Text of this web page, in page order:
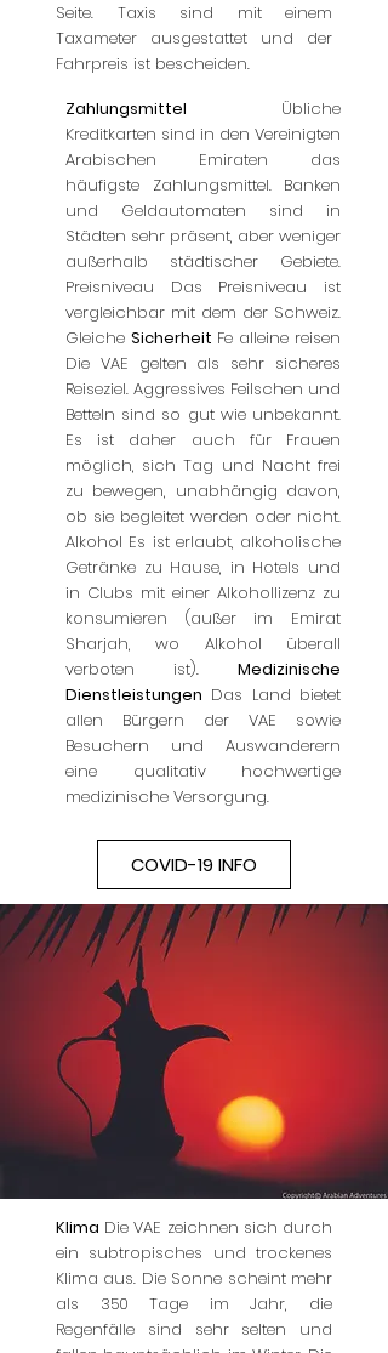
Seite. Taxis sind mit einem
Taxameter ausgestattet und der
Fahrpreis ist bescheiden.
Zahlungsmittel
Übliche
Kreditkarten sind in den Vereinigten
Arabischen Emiraten das
häufigste Zahlungsmittel. Banken
und Geldautomaten sind in
Städten sehr präsent, aber weniger
außerhalb städtischer Gebiete.
Preisniveau Das Preisniveau ist
vergleichbar mit dem der Schweiz.
Gleiche Sicherheit Fe alleine reisen
Die VAE gelten als sehr sicheres
Reiseziel. Aggressives Feilschen und
Betteln sind so gut wie unbekannt.
Es ist daher auch für Frauen
möglich, sich Tag und Nacht frei
zu bewegen, unabhängig davon,
ob sie begleitet werden oder nicht.
Alkohol Es ist erlaubt, alkoholische
Getränke zu Hause, in Hotels und
in Clubs mit einer Alkohollizenz zu
konsumieren (außer im Emirat
Sharjah, wo Alkohol überall
verboten ist).
Medizinische
Dienstleistungen Das Land bietet
allen Bürgern der VAE sowie
Besuchern und Auswanderern
eine qualitativ hochwertige
medizinische Versorgung.
COVID-19 INFO
Klima Die VAE zeichnen sich durch
ein subtropisches und trockenes
Klima aus. Die Sonne scheint mehr
als 350 Tage im Jahr, die
Regenfälle sind sehr selten und